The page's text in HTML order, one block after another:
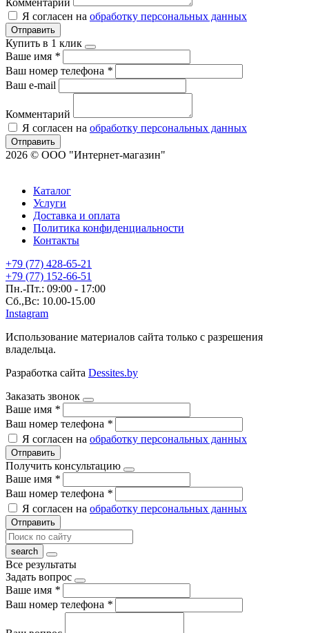
Я согласен на обработку персональных данных
Отправить
Купить в 1 клик
Ваше имя *
Ваш номер телефона *
Ваш e-mail
Комментарий
Я согласен на обработку персональных данных
Отправить
2026 © ООО "Интернет-магазин"
Каталог
Услуги
Доставка и оплата
Политика конфиденциальности
Контакты
+79 (77) 428-65-21
+79 (77) 152-66-51
Пн.-Пт.: 09:00 - 17:00
Сб.,Вс: 10.00-15.00
Instagram
Использование материалов сайта только с разрешения
владельца.
Разработка сайта Dessites.by
Заказать звонок
Ваше имя *
Ваш номер телефона *
Я согласен на обработку персональных данных
Отправить
Получить консультацию
Ваше имя *
Ваш номер телефона *
Я согласен на обработку персональных данных
Отправить
Все результаты
Задать вопрос
Ваше имя *
Ваш номер телефона *